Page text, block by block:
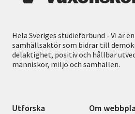
Hela Sveriges studieförbund - Vi är
samhällsaktör som bidrar till
delaktighet, positiv och hållbar
människor, miljö och samhällen.
Utforska Om